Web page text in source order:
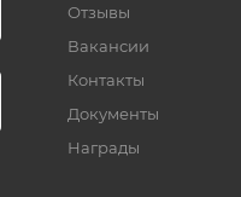
Отзывы
Вакансии
Контакты
Документы
Награды